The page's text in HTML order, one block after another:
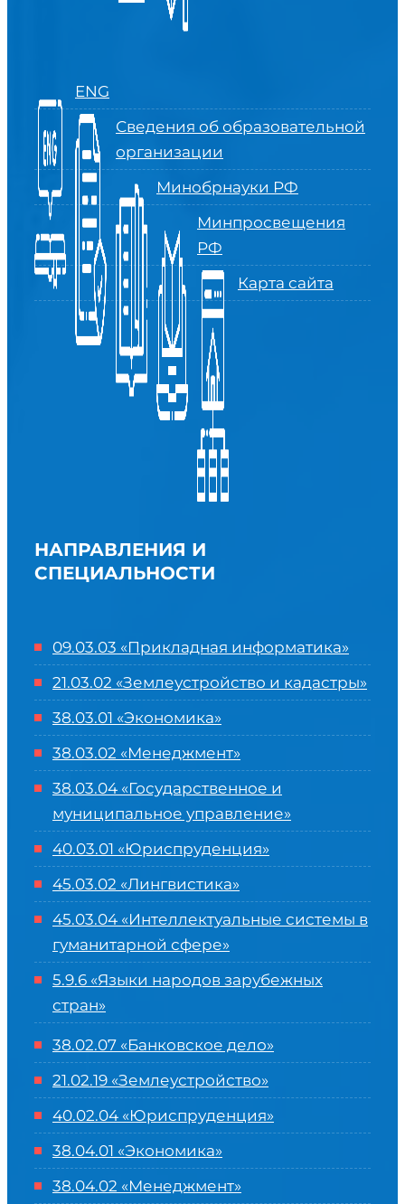
ENG
Сведения об образовательной
организации
Минобрнауки РФ
Минпросвещения
РФ
Карта сайта
НАПРАВЛЕНИЯ И
СПЕЦИАЛЬНОСТИ
09.03.03 «Прикладная информатика»
21.03.02 «Землеустройство и кадастры»
38.03.01 «Экономика»
38.03.02 «Менеджмент»
38.03.04 «Государственное и
муниципальное управление»
40.03.01 «Юриспруденция»
45.03.02 «Лингвистика»
45.03.04 «Интеллектуальные системы в
гуманитарной сфере»
5.9.6 «Языки народов зарубежных
стран»
38.02.07 «Банковское дело»
21.02.19 «Землеустройство»
40.02.04 «Юриспруденция»
38.04.01 «Экономика»
38.04.02 «Менеджмент»